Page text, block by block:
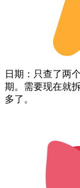
日期：只查了两
期。需要现在就
多了。